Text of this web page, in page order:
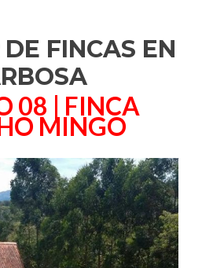
FINCAS EN
08 | FINCA
MINGO